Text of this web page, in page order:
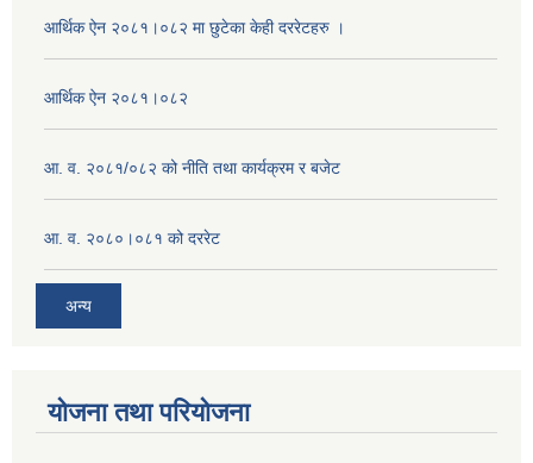
आर्थिक ऐन २०८१।०८२ मा छुटेका केही दररेटहरु ।
आर्थिक ऐन २०८१।०८२
आ. व. २०८१/०८२ को नीति तथा कार्यक्रम र बजेट
आ. व. २०८०।०८१ को दररेट
अन्य
योजना तथा परियोजना